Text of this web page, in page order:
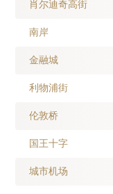
肖尔迪奇高街
南岸
金融城
利物浦街
伦敦桥
国王十字
城市机场